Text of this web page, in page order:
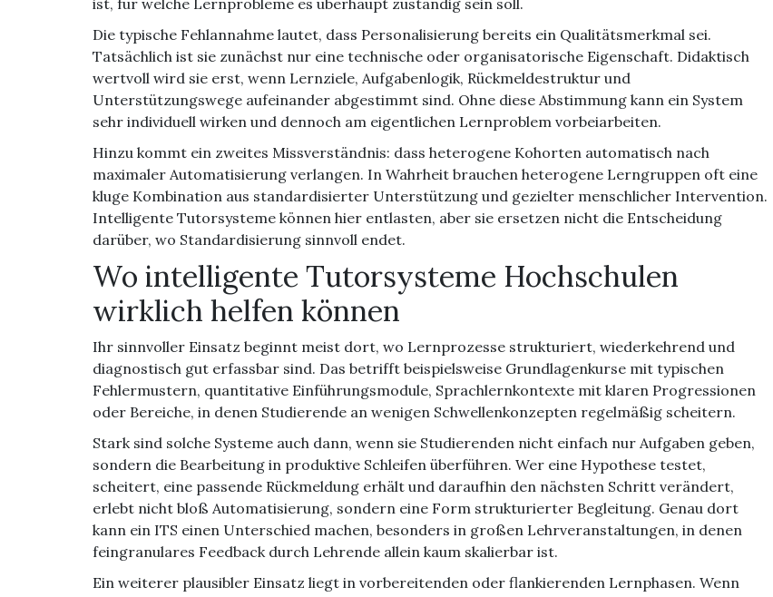
ist, für welche Lernprobleme es überhaupt zuständig sein soll.
Die typische Fehlannahme lautet, dass Personalisierung bereits ein Qualitätsmerkmal sei.
Tatsächlich ist sie zunächst nur eine technische oder organisatorische Eigenschaft. Didaktisch
wertvoll wird sie erst, wenn Lernziele, Aufgabenlogik, Rückmeldestruktur und
Unterstützungswege aufeinander abgestimmt sind. Ohne diese Abstimmung kann ein System
sehr individuell wirken und dennoch am eigentlichen Lernproblem vorbeiarbeiten.
Hinzu kommt ein zweites Missverständnis: dass heterogene Kohorten automatisch nach
maximaler Automatisierung verlangen. In Wahrheit brauchen heterogene Lerngruppen oft eine
kluge Kombination aus standardisierter Unterstützung und gezielter menschlicher Intervention.
Intelligente Tutorsysteme können hier entlasten, aber sie ersetzen nicht die Entscheidung
darüber, wo Standardisierung sinnvoll endet.
Wo intelligente Tutorsysteme Hochschulen
wirklich helfen können
Ihr sinnvoller Einsatz beginnt meist dort, wo Lernprozesse strukturiert, wiederkehrend und
diagnostisch gut erfassbar sind. Das betrifft beispielsweise Grundlagenkurse mit typischen
Fehlermustern, quantitative Einführungsmodule, Sprachlernkontexte mit klaren Progressionen
oder Bereiche, in denen Studierende an wenigen Schwellenkonzepten regelmäßig scheitern.
Stark sind solche Systeme auch dann, wenn sie Studierenden nicht einfach nur Aufgaben geben,
sondern die Bearbeitung in produktive Schleifen überführen. Wer eine Hypothese testet,
scheitert, eine passende Rückmeldung erhält und daraufhin den nächsten Schritt verändert,
erlebt nicht bloß Automatisierung, sondern eine Form strukturierter Begleitung. Genau dort
kann ein ITS einen Unterschied machen, besonders in großen Lehrveranstaltungen, in denen
feingranulares Feedback durch Lehrende allein kaum skalierbar ist.
Ein weiterer plausibler Einsatz liegt in vorbereitenden oder flankierenden Lernphasen. Wenn